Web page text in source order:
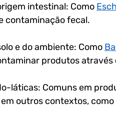
intestinal: Como
contaminação fecal.
e do ambiente: Como
produtos
láticas: Comuns em
outros contextos, como